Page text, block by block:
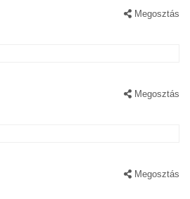
Megosztás
Megosztás
Megosztás